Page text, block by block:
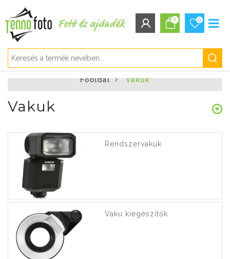
Elfelejtett jelszó
0 0
Főoldal Vakuk
Vakuk
Rendszervakuk
Vaku kiegészítők